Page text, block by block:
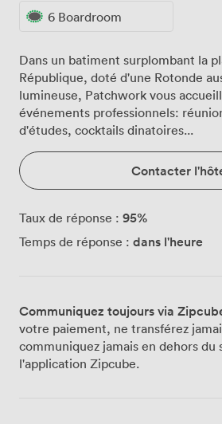
6 Boardroom
Dans un batiment surplombant la
République, doté d'une Rotonde
lumineuse, Patchwork vous
événements professionnels:
d'études, cocktails dinatoires...
Contacter
Taux de réponse : 95%
Temps de réponse : dans l'heure
Communiquez toujours via
votre paiement, ne transférez
communiquez jamais en dehors du
l'application Zipcube.